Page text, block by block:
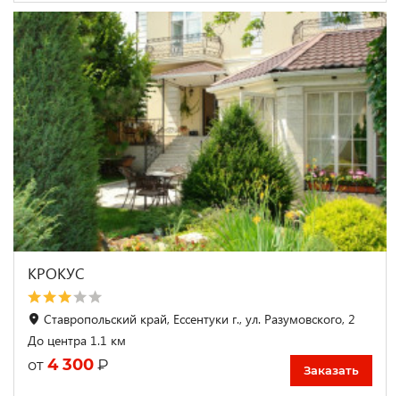
КРОКУС
Ставропольский край, Ессентуки г., ул. Разумовского, 2
До центра 1.1 км
от 4 300 ₽ Заказать